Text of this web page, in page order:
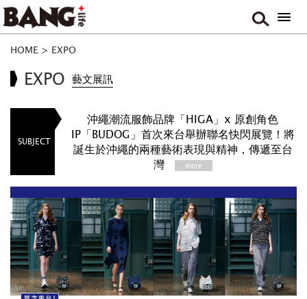
HOME > EXPO
EXPO 藝文展訊
SUBJECT
沖繩潮流服飾品牌「HIGA」x 原創角色
IP「BUDOG」首次來台舉辦聯名快閃展覽！將
誕生於沖繩的兩種藝術表現與精神，傳遞至台
灣
more